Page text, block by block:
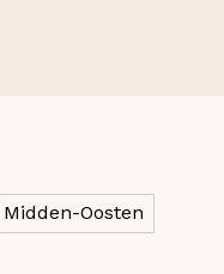
Midden-Oosten